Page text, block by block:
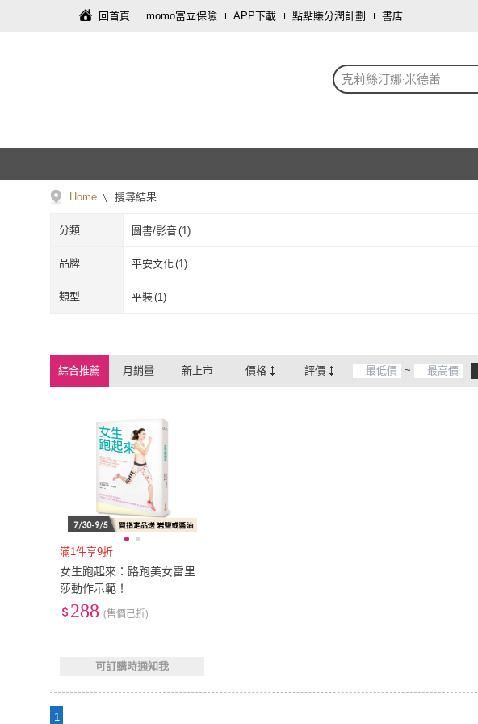
回首頁 momo富立保險 APP下載 點點賺分潤計劃 書店
克莉絲汀娜‧米德蕾
Home 搜尋結果
分類 圖書/影音(1)
品牌 平安文化(1)
平安文化
類型 平裝(1)
綜合推薦 月銷量 新上市 價格 評價 ~
滿1件享9折
女生跑起來：路跑美女雷里
莎動作示範！
288 (售價已折)
可訂購時通知我
1